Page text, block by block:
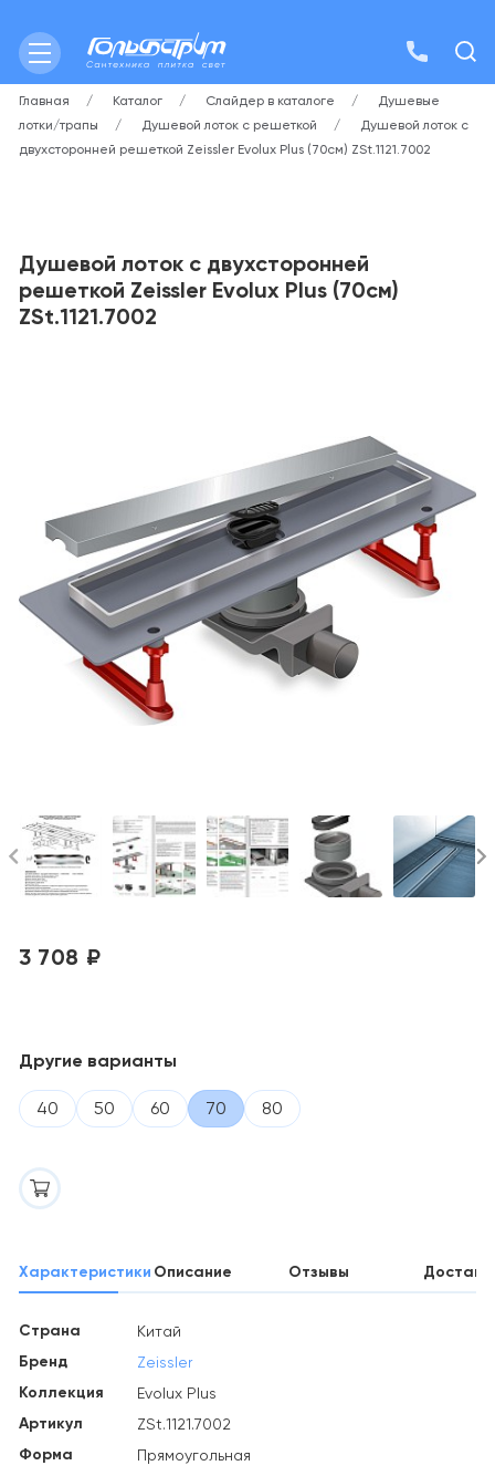
Главная Каталог Слайдер в каталоге
Душевые
лотки/трапы
Душевой лоток с решеткой
Душевой лоток с
двухсторонней решеткой Zeissler Evolux Plus (70см) ZSt.1121.7002
Душевой лоток с двухсторонней
решеткой Zeissler Evolux Plus (70см)
ZSt.1121.7002
3 708 ₽
Другие варианты
40 50 60 70 80
Характеристики Описание Отзывы
Страна Китай
Бренд Zeissler
Коллекция Evolux Plus
Артикул ZSt.1121.7002
Форма Прямоугольная